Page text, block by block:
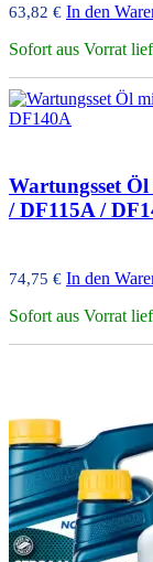
63,82 € In den
Sofort aus Vorrat
Wartungsset
/ DF115A /
74,75 € In den
Sofort aus Vorrat